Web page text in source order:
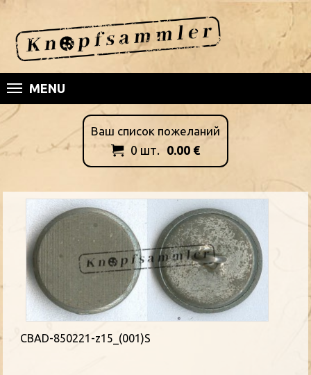
MENU
Ваш список пожеланий
 0 шт. 0.00 €
CBAD-850221-z15_(001)S